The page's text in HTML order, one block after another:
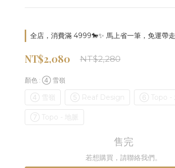
全店，消費滿 4999🐎✨ 馬上省一筆，免運帶走
NT$2,080 NT$2,280
顏色 : ④ 雪嶺
④ 雪嶺 ⑤ Reaf Design ⑥ Topo -
⑦ Topo - 地脈
售完
若想購買，請聯絡我們。